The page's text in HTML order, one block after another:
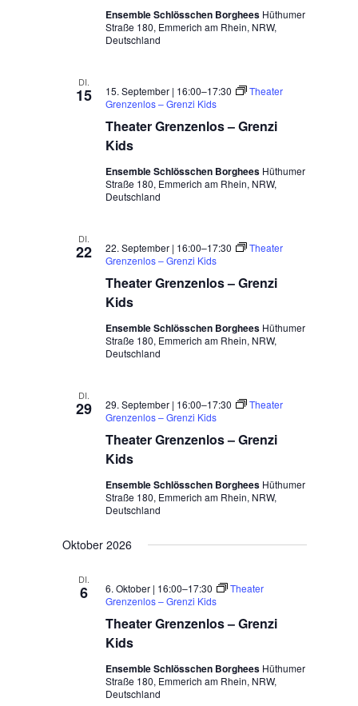
Ensemble Schlösschen Borghees Hüthumer
Straße 180, Emmerich am Rhein, NRW,
Deutschland
DI.
15
Theater Grenzenlos – Grenzi
Kids
15. September | 16:00–17:30
Theater
Grenzenlos – Grenzi Kids
Ensemble Schlösschen Borghees Hüthumer
Straße 180, Emmerich am Rhein, NRW,
Deutschland
DI.
22
Theater Grenzenlos – Grenzi
Kids
22. September | 16:00–17:30
Theater
Grenzenlos – Grenzi Kids
Ensemble Schlösschen Borghees Hüthumer
Straße 180, Emmerich am Rhein, NRW,
Deutschland
DI.
29
Theater Grenzenlos – Grenzi
Kids
29. September | 16:00–17:30
Theater
Grenzenlos – Grenzi Kids
Ensemble Schlösschen Borghees Hüthumer
Straße 180, Emmerich am Rhein, NRW,
Deutschland
Oktober 2026
DI.
6
Theater Grenzenlos – Grenzi
Kids
6. Oktober | 16:00–17:30
Theater
Grenzenlos – Grenzi Kids
Ensemble Schlösschen Borghees Hüthumer
Straße 180, Emmerich am Rhein, NRW,
Deutschland